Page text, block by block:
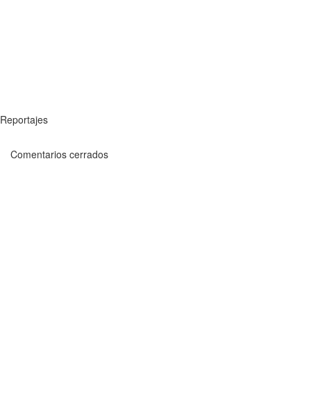
Reportajes
Comentarios cerrados